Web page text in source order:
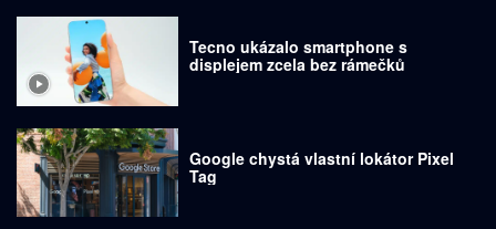
Tecno ukázalo smartphone s
displejem zcela bez rámečků
Google chystá vlastní lokátor Pixel
Tag